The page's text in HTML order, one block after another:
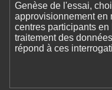
Genèse de l'essai,
approvisionnement en
centres participants
traitement des
répond à ces